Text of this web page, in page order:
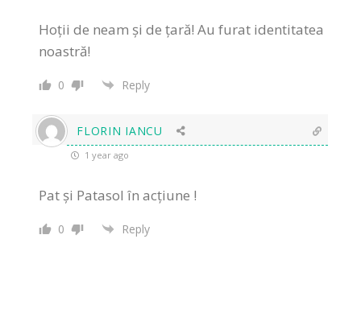
Hoții de neam și de țară! Au furat identitatea
noastră!
0 Reply
FLORIN IANCU
1 year ago
Pat și Patasol în acțiune !
0 Reply